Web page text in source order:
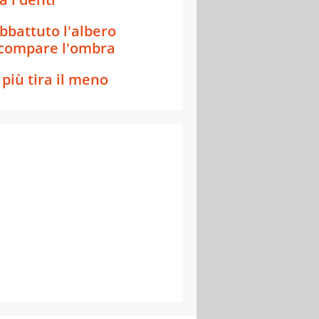
l'albero
l'ombra
tira il meno